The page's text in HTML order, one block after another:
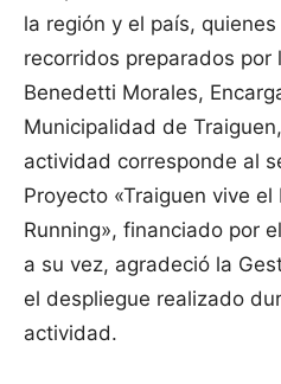
la región y el país,
recorridos preparados por
Benedetti Morales,
Municipalidad de
actividad corresponde al
Proyecto «Traiguen vive
Running», financiado por
a su vez, agradeció la
el despliegue realizado
actividad.